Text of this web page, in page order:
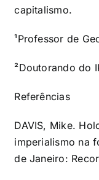
capitalismo.
¹Professor de
²Doutorando do
Referências
DAVIS, Mike.
imperialismo na
de Janeiro: